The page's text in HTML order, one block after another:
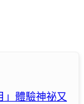
」體驗神祕又